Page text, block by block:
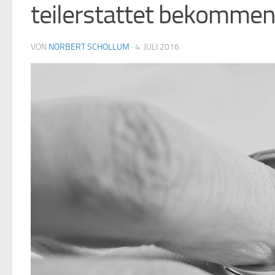
teilerstattet bekommen
VON NORBERT SCHOLLUM · 4. JULI 2016